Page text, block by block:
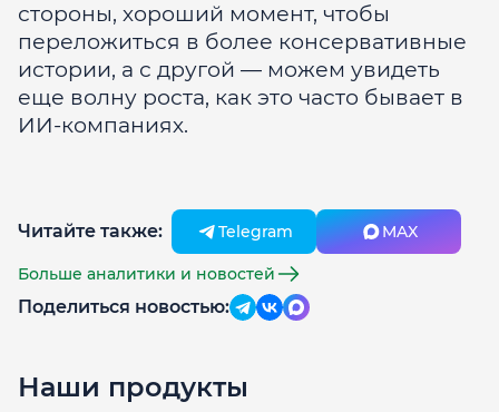
стороны, хороший момент, чтобы
переложиться в более консервативные
истории, а с другой — можем увидеть
еще волну роста, как это часто бывает в
ИИ-компаниях.
Читайте также: Telegram MAX
Больше аналитики и новостей
Поделиться новостью:
Наши продукты